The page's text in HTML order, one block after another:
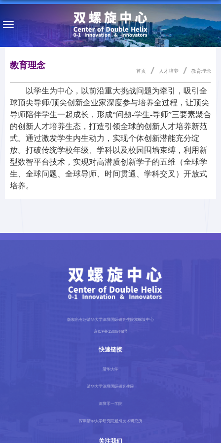
首页 人才培养 教育理念
教育理念
以学生为中心，以前沿重大挑战问题为牵引，吸引全
球顶尖导师/顶尖创新企业家深度参与培养全过程，让顶尖
导师陪伴学生一起成长，形成“问题-学生-导师”三要素聚合
的创新人才培养生态，打造引领全球的创新人才培养新范
式。通过激发学生内生动力，实现个体创新潜能充分绽
放。打破传统学校年级、学科以及校园围墙束缚，利用新
型数智平台技术，实现对高潜质创新学子的五维（全球学
生、全球问题、全球导师、时间贯通、学科交叉）开放式
培养。
版权所有@清华大学深圳国际研究生院双螺旋中心
京ICP备15006448号
快速链接
清华大学
清华大学深圳国际研究生院
深圳零一学院
深圳清华大学研究院超滑技术研究所
关注我们